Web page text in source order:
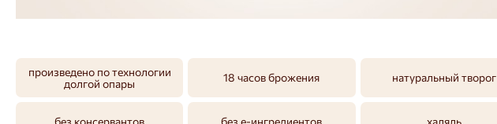
произведено по технологии
долгой опары
18 часов брожения натуральный творог